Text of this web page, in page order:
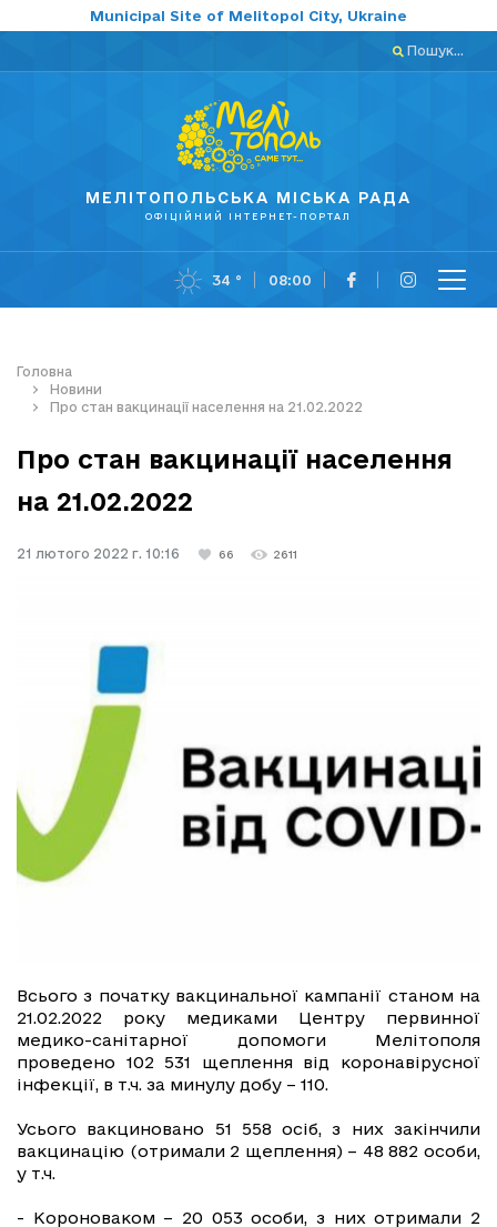
Municipal Site of Melitopol City, Ukraine
Пошук...
МЕЛІТОПОЛЬСЬКА МІСЬКА РАДА
ОФІЦІЙНИЙ ІНТЕРНЕТ-ПОРТАЛ
34 ° 08:00
Головна
Новини
Про стан вакцинації населення на 21.02.2022
Про стан вакцинації населення
на 21.02.2022
21 лютого 2022 г. 10:16 66 2611
Всього з початку вакцинальної кампанії станом на
21.02.2022 року медиками Центру первинної
медико-санітарної допомоги Мелітополя
проведено 102 531 щеплення від коронавірусної
інфекції, в т.ч. за минулу добу – 110.
Усього вакциновано 51 558 осіб, з них закінчили
вакцинацію (отримали 2 щеплення) – 48 882 особи,
у т.ч.
- Короноваком – 20 053 особи, з них отримали 2